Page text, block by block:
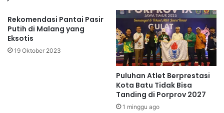
Rekomendasi Pantai Pasir
Putih di Malang yang
Eksotis
19 Oktober 2023
Puluhan Atlet Berprestasi
Kota Batu Tidak Bisa
Tanding di Porprov 2027
1 minggu ago